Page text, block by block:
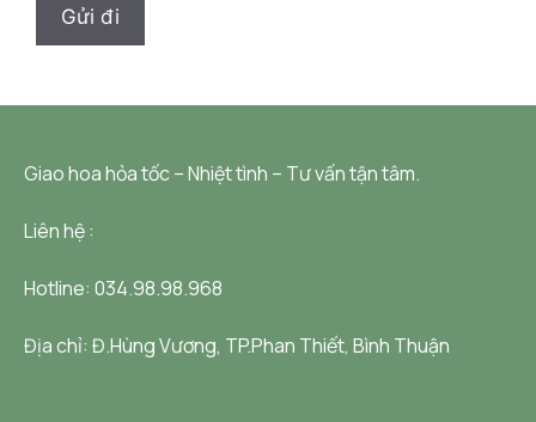
Giao hoa hỏa tốc – Nhiệt tình – Tư vấn tận tâm.
Liên hệ :
Hotline: 034.98.98.968
Địa chỉ: Đ.Hùng Vương, TP.Phan Thiết, Bình Thuận